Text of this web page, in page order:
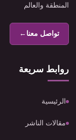
المنطقة والعالم
تواصل معنا←
روابط سريعة
الرئيسية
مقالات الناشر